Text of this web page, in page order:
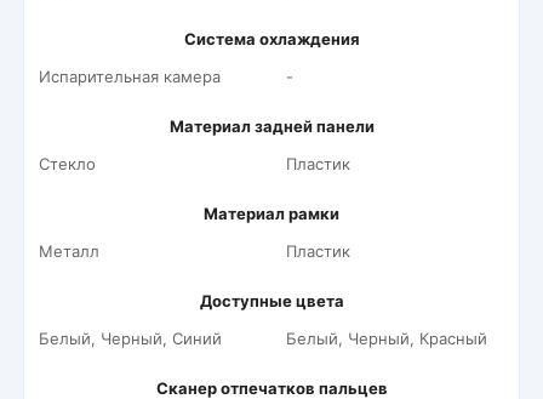
Система охлаждения
Испарительная камера
-
Материал задней панели
Стекло
Пластик
Материал рамки
Металл
Пластик
Доступные цвета
Белый, Черный, Синий
Белый, Черный, Красный
Сканер отпечатков пальцев